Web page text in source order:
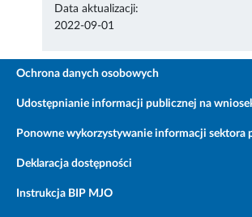
Data aktualizacji:
2022-09-01
Ochrona danych osobowych
Udostępnianie informacji publicznej na
Ponowne wykorzystywanie informacji sektora
Deklaracja dostępności
Instrukcja BIP MJO